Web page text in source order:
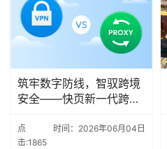
筑牢数字防线，智驭跨境
安全——快页新一代跨境
点
击:1865
时间：2026年06月04日